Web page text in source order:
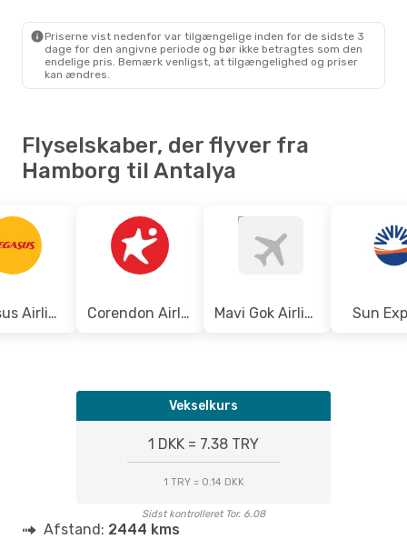
Pegasus Airlines
Corendon AirlinesDirekte
AYT- HAM
Priserne vist nedenfor var tilgængelige inden for de sidste 3
dage for den angivne periode og bør ikke betragtes som den
endelige pris. Bemærk venligst, at tilgængelighed og priser
kan ændres.
Flyselskaber, der flyver fra
Hamborg til Antalya
Pegasus Airlines Corendon Airlines Mavi Gok Airlines Sun
Vekselkurs
1 DKK = 7.38 TRY
1 TRY = 0.14 DKK
Sidst kontrolleret Tor. 6.08
Afstand: 2444 kms